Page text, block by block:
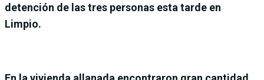
detención de las tres personas esta tarde en
Limpio.